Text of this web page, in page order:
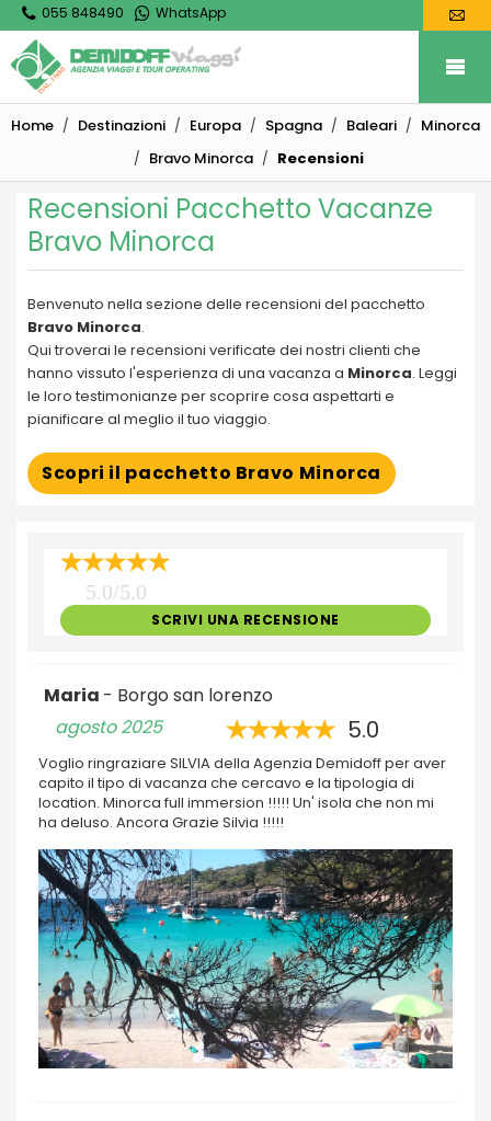
055 848490 WhatsApp
Home Destinazioni Europa Spagna Baleari
Minorca
Bravo Minorca
Recensioni
Recensioni Pacchetto Vacanze
Bravo Minorca
Benvenuto nella sezione delle recensioni del pacchetto
Bravo Minorca.
Qui troverai le recensioni verificate dei nostri clienti che
hanno vissuto l'esperienza di una vacanza a Minorca. Leggi
le loro testimonianze per scoprire cosa aspettarti e
pianificare al meglio il tuo viaggio.
Scopri il pacchetto Bravo Minorca
5.0/5.0
SCRIVI UNA RECENSIONE
Maria - Borgo san lorenzo
agosto 2025
5.0
Voglio ringraziare SILVIA della Agenzia Demidoff per aver
capito il tipo di vacanza che cercavo e la tipologia di
location. Minorca full immersion !!!!! Un' isola che non mi
ha deluso. Ancora Grazie Silvia !!!!!